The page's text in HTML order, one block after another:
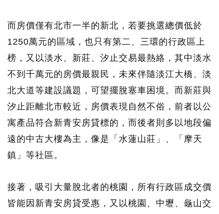
而房價僅有北市一半的新北，若要挑選總價低於
1250萬元的區域，也只有第二、三環的行政區上
榜，又以淡水、新莊、汐止交易最熱絡，其中淡水
不到千萬元的房價最親民，未來伴隨淡江大橋、淡
北大道等建設議題，可望擺脫塞車困境。而新莊與
汐止距離北市較近，房價表現自然不俗，前者以公
寓產品符合新青安房貸標的，而後者則多以地段偏
遠的中古大樓為主，像是「水蓮山莊」、「摩天
鎮」等社區。
接著，吸引大量脫北者的桃園，所有行政區成交價
皆能因新青安房貸受惠，又以桃園、中壢、龜山交